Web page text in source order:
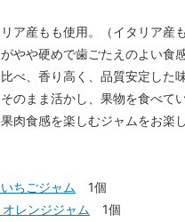
ア産もも使用。（イタリア産
やや硬めで歯ごたえのよい食
べ、香り高く、品質安定した
のまま活かし、果物を食べて
肉食感を楽しむジャムをお楽
ちごジャム 1個
レンジジャム 1個